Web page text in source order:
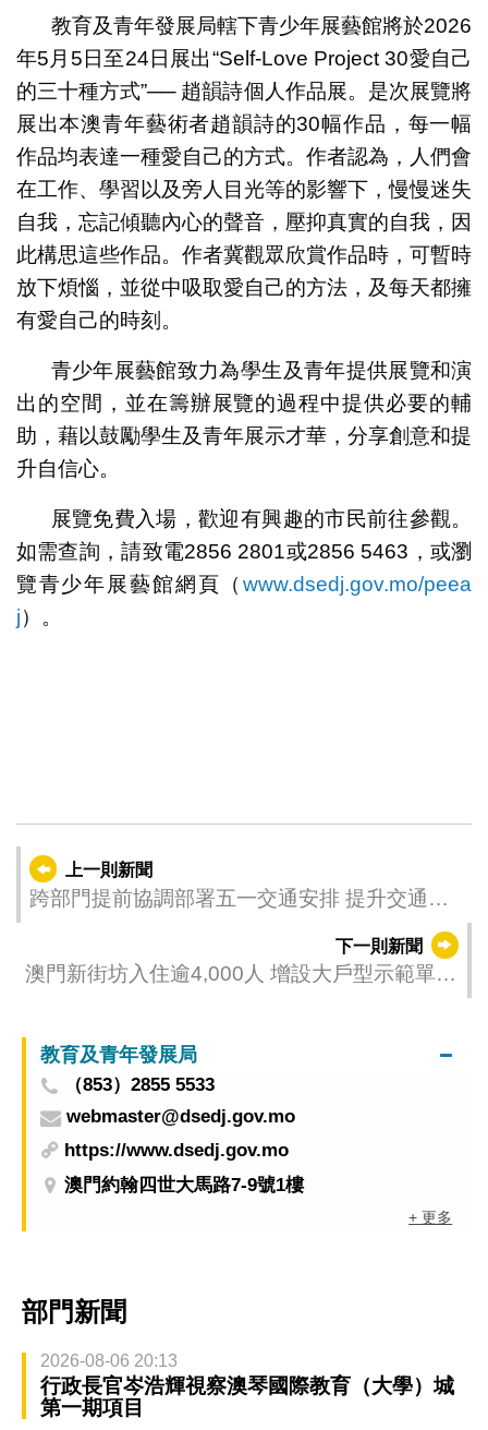
教育及青年發展局轄下青少年展藝館將於2026
年5月5日至24日展出“Self-Love Project 30愛自己
的三十種方式”── 趙韻詩個人作品展。是次展覽將
展出本澳青年藝術者趙韻詩的30幅作品，每一幅
作品均表達一種愛自己的方式。作者認為，人們會
在工作、學習以及旁人目光等的影響下，慢慢迷失
自我，忘記傾聽內心的聲音，壓抑真實的自我，因
此構思這些作品。作者冀觀眾欣賞作品時，可暫時
放下煩惱，並從中吸取愛自己的方法，及每天都擁
有愛自己的時刻。
青少年展藝館致力為學生及青年提供展覽和演
出的空間，並在籌辦展覽的過程中提供必要的輔
助，藉以鼓勵學生及青年展示才華，分享創意和提
升自信心。
展覽免費入場，歡迎有興趣的市民前往參觀。
如需查詢，請致電2856 2801或2856 5463，或瀏
覽青少年展藝館網頁（www.dsedj.gov.mo/peea
j）。
上一則新聞
跨部門提前協調部署五一交通安排 提升交通疏
下一則新聞
澳門新街坊入住逾4,000人 增設大戶型示範單位
教育及青年發展局
（853）2855 5533
webmaster@dsedj.gov.mo
https://www.dsedj.gov.mo
澳門約翰四世大馬路7-9號1樓
+ 更多
部門新聞
2026-08-06 20:13
行政長官岑浩輝視察澳琴國際教育（大學）城
第一期項目